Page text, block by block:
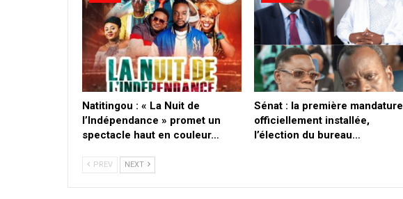
​Natitingou : « La Nuit de
l’Indépendance » promet un
spectacle haut en couleur…
Sénat : la première mandature
officiellement installée,
l’élection du bureau…
PREV NEXT